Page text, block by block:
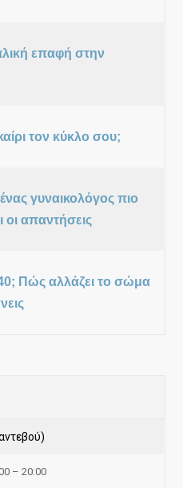
επαφή στην
τον κύκλο σου;
γυναικολόγος πιο
οι απαντήσεις
Πώς αλλάζει το σώμα
– 20:00